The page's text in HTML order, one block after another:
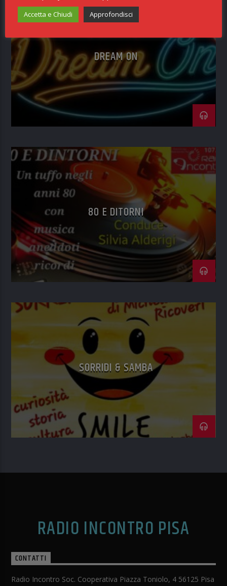
DREAM ON
80 E DITORNI
SORRIDI & SAMBA
RADIO INCONTRO PISA
CONTATTI
Radio Incontro Soc. Cooperativa Piazza Toniolo, 4 56125 Pisa
Accetta e Chiudi Approfondisci